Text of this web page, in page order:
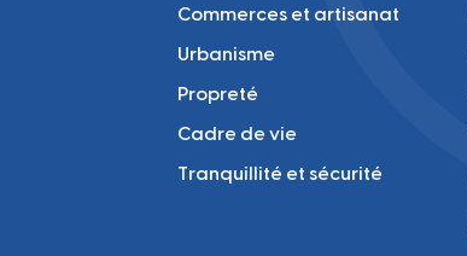
Commerces et artisanat
Urbanisme
Propreté
Cadre de vie
Tranquillité et sécurité